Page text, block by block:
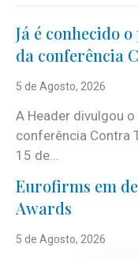
Já é conhecido
da conferência
5 de Agosto, 2026
A Header divulgou
conferência Contra
15 de...
Eurofirms em
Awards
5 de Agosto, 2026